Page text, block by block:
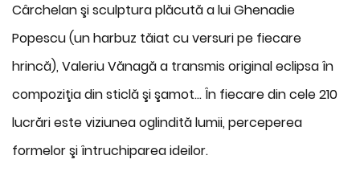
Cârchelan şi sculptura plăcută a lui Ghenadie
Popescu (un harbuz tăiat cu versuri pe fiecare
hrincă), Valeriu Vănagă a transmis original eclipsa în
compoziţia din sticlă şi şamot... În fiecare din cele 210
lucrări este viziunea oglindită lumii, perceperea
formelor şi întruchiparea ideilor.